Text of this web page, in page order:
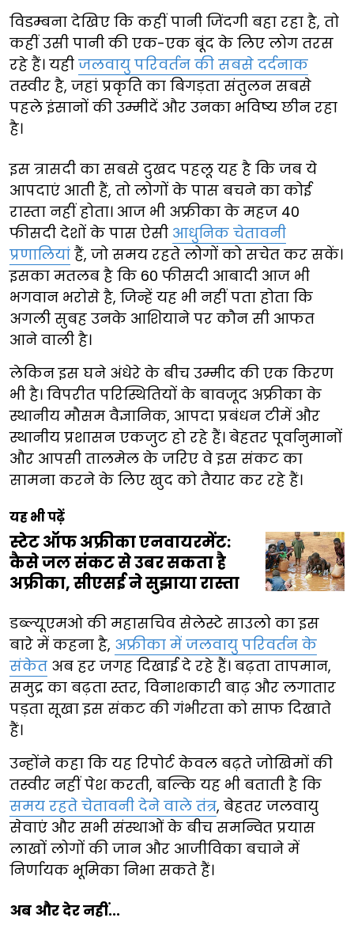
विडम्बना देखिए कि कहीं पानी जिंदगी बहा रहा है, तो
कहीं उसी पानी की एक-एक बूंद के लिए लोग तरस
रहे हैं। यही जलवायु परिवर्तन की सबसे दर्दनाक
तस्वीर है, जहां प्रकृति का बिगड़ता संतुलन सबसे
पहले इंसानों की उम्मीदें और उनका भविष्य छीन रहा
है।
इस त्रासदी का सबसे दुखद पहलू यह है कि जब ये
आपदाएं आती हैं, तो लोगों के पास बचने का कोई
रास्ता नहीं होता। आज भी अफ्रीका के महज 40
फीसदी देशों के पास ऐसी आधुनिक चेतावनी
प्रणालियां हैं, जो समय रहते लोगों को सचेत कर सकें।
इसका मतलब है कि 60 फीसदी आबादी आज भी
भगवान भरोसे है, जिन्हें यह भी नहीं पता होता कि
अगली सुबह उनके आशियाने पर कौन सी आफत
आने वाली है।
लेकिन इस घने अंधेरे के बीच उम्मीद की एक किरण
भी है। विपरीत परिस्थितियों के बावजूद अफ्रीका के
स्थानीय मौसम वैज्ञानिक, आपदा प्रबंधन टीमें और
स्थानीय प्रशासन एकजुट हो रहे हैं। बेहतर पूर्वानुमानों
और आपसी तालमेल के जरिए वे इस संकट का
सामना करने के लिए खुद को तैयार कर रहे हैं।
यह भी पढ़ें
स्टेट ऑफ अफ्रीका एनवायरमेंट:
कैसे जल संकट से उबर सकता है
अफ्रीका, सीएसई ने सुझाया रास्ता
डब्ल्यूएमओ की महासचिव सेलेस्टे साउलो का इस
बारे में कहना है, अफ्रीका में जलवायु परिवर्तन के
संकेत अब हर जगह दिखाई दे रहे हैं। बढ़ता तापमान,
समुद्र का बढ़ता स्तर, विनाशकारी बाढ़ और लगातार
पड़ता सूखा इस संकट की गंभीरता को साफ दिखाते
हैं।
उन्होंने कहा कि यह रिपोर्ट केवल बढ़ते जोखिमों की
तस्वीर नहीं पेश करती, बल्कि यह भी बताती है कि
समय रहते चेतावनी देने वाले तंत्र, बेहतर जलवायु
सेवाएं और सभी संस्थाओं के बीच समन्वित प्रयास
लाखों लोगों की जान और आजीविका बचाने में
निर्णायक भूमिका निभा सकते हैं।
अब और देर नहीं...